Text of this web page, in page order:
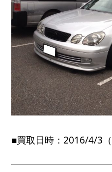
■買取日時：2016/4/3（